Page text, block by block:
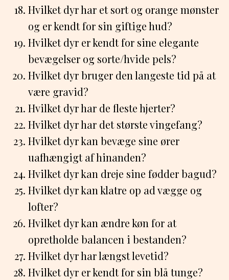
Hvilket dyr har et sort og orange mønster
og er kendt for sin giftige hud?
Hvilket dyr er kendt for sine elegante
bevægelser og sorte/hvide pels?
Hvilket dyr bruger den langeste tid på at
være gravid?
Hvilket dyr har de fleste hjerter?
Hvilket dyr har det største vingefang?
Hvilket dyr kan bevæge sine ører
uafhængigt af hinanden?
Hvilket dyr kan dreje sine fødder bagud?
Hvilket dyr kan klatre op ad vægge og
lofter?
Hvilket dyr kan ændre køn for at
opretholde balancen i bestanden?
Hvilket dyr har længst levetid?
Hvilket dyr er kendt for sin blå tunge?